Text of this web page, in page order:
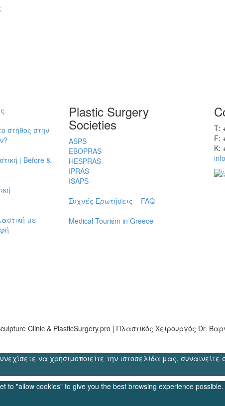
στήθος στην
| Before &
με
Plastic Surgery
Societies
ASPS
EBOPRAS
HESPRAS
IPRAS
ISAPS
Συχνές Ερωτήσεις – FAQ
Medical Tourism in Greece
Τ:
F:
Κ:
Clinic & PlasticSurgery.pro | Πλαστικός Χειρουργός Dr.
να χρησιμοποιείτε την ιστοσελίδα μας,
to "allow cookies" to give you the best browsing experience